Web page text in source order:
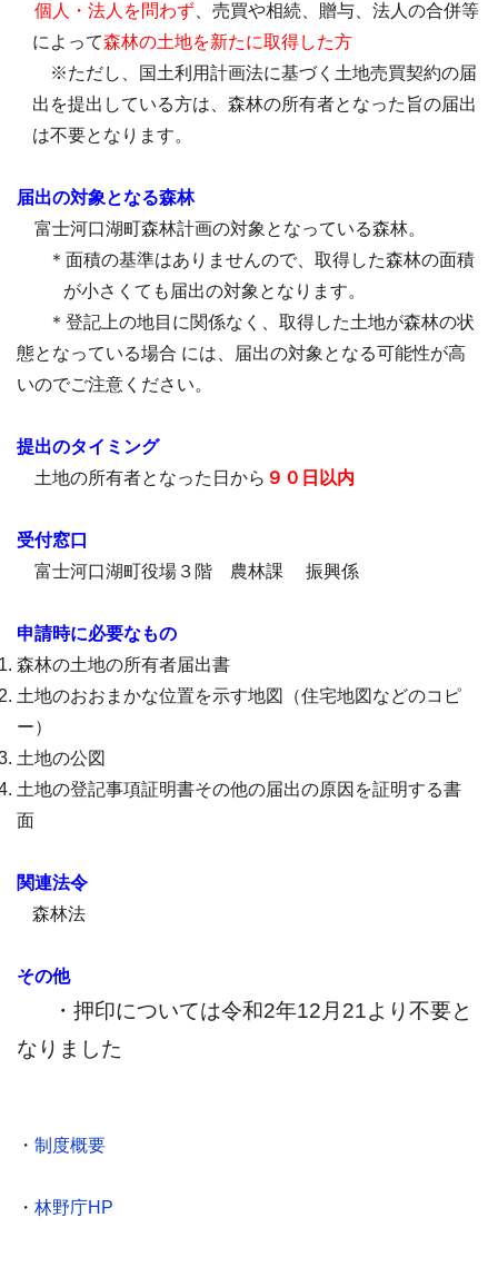
個人・法人を問わず 、売買や相続、贈与、法人の合併等
によって森林の土地を新たに取得した方
※ただし、国土利用計画法に基づく土地売買契約の届
出を提出している方は、森林の所有者となった旨の届出
は不要となります。
届出の対象となる森林
富士河口湖町森林計画の対象となっている森林。
＊面積の基準はありませんので、取得した森林の面積
が小さくても届出の対象となります。
＊登記上の地目に関係なく、取得した土地が森林の状
態となっている場合 には、届出の対象となる可能性が高
いのでご注意ください。
提出のタイミング
土地の所有者となった日から ９０日以内
受付窓口
富士河口湖町役場３階 農林課 振興係
申請時に必要なもの
森林の土地の所有者届出書
土地のおおまかな位置を示す地図（住宅地図などのコピ
ー）
土地の公図
土地の登記事項証明書その他の届出の原因を証明する書
面
関連法令
森林法
その他
・押印については令和2年12月21より不要と
なりました
・ 制度概要
・ 林野庁HP